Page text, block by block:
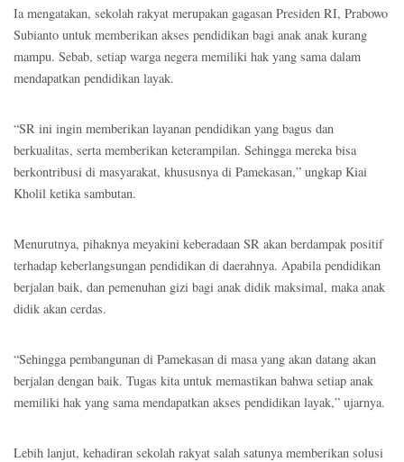
Ia mengatakan, sekolah rakyat merupakan gagasan Presiden RI, Prabowo
Subianto untuk memberikan akses pendidikan bagi anak anak kurang
mampu. Sebab, setiap warga negera memiliki hak yang sama dalam
mendapatkan pendidikan layak.
“SR ini ingin memberikan layanan pendidikan yang bagus dan
berkualitas, serta memberikan keterampilan. Sehingga mereka bisa
berkontribusi di masyarakat, khususnya di Pamekasan,” ungkap Kiai
Kholil ketika sambutan.
Menurutnya, pihaknya meyakini keberadaan SR akan berdampak positif
terhadap keberlangsungan pendidikan di daerahnya. Apabila pendidikan
berjalan baik, dan pemenuhan gizi bagi anak didik maksimal, maka anak
didik akan cerdas.
“Sehingga pembangunan di Pamekasan di masa yang akan datang akan
berjalan dengan baik. Tugas kita untuk memastikan bahwa setiap anak
memiliki hak yang sama mendapatkan akses pendidikan layak,” ujarnya.
Lebih lanjut, kehadiran sekolah rakyat salah satunya memberikan solusi